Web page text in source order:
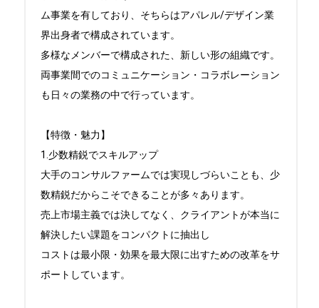
ム事業を有しており、そちらはアパレル/デザイン業
界出身者で構成されています。
多様なメンバーで構成された、新しい形の組織です。
両事業間でのコミュニケーション・コラボレーション
も日々の業務の中で行っています。
【特徴・魅力】
1.少数精鋭でスキルアップ
大手のコンサルファームでは実現しづらいことも、少
数精鋭だからこそできることが多々あります。
売上市場主義では決してなく、クライアントが本当に
解決したい課題をコンパクトに抽出し
コストは最小限・効果を最大限に出すための改革をサ
ポートしています。